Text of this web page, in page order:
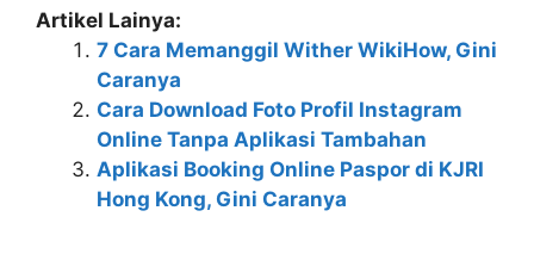
Artikel Lainya:
7 Cara Memanggil Wither WikiHow, Gini
Caranya
Cara Download Foto Profil Instagram
Online Tanpa Aplikasi Tambahan
Aplikasi Booking Online Paspor di KJRI
Hong Kong, Gini Caranya